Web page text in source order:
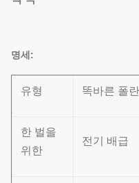
명세:
유형 똑바른 폴
한 벌을
위한
전기 배급